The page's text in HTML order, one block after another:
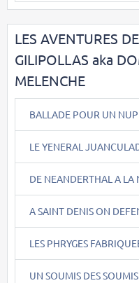
LES AVENTURES
GILIPOLLAS aka
MELENCHE
BALLADE POUR UN
LE YENERAL
DE NEANDERTHAL A LA
A SAINT DENIS ON
LES PHRYGES
UN SOUMIS DES